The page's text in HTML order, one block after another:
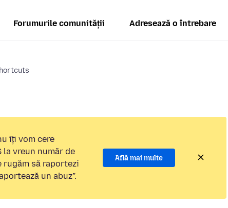
Forumurile comunității Adresează o întrebare
îți vom cere
vreun număr de
rugăm să raportezi
un abuz”.
Află mai multe